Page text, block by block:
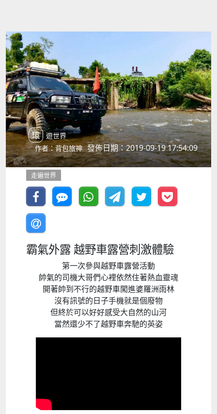
環遊世界
作者：背包旅神 發佈日期：2019-09-19 17:54:09
走遍世界
霸氣外露 越野車露營刺激體驗
第一次參與越野車露營活動
帥氣的司機大哥們心裡依然住著熱血靈魂
開著帥到不行的越野車闖進婆羅洲雨林
沒有訊號的日子手機就是個廢物
但終於可以好好感受大自然的山河
當然還少不了越野車奔馳的英姿